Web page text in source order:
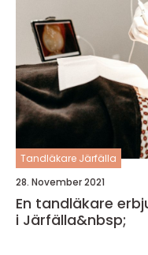
Tandläkare Järfälla
28. November 2021
En tandläkare
i Järfälla&nbsp;